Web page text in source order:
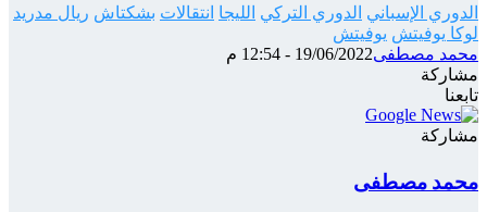
الدوري الإسباني الدوري التركي الليجا انتقالات بشكتاش ريال مدريد
لوكا يوفيتش يوفيتش
محمد مصطفى19/06/2022 - 12:54 م
مشاركة
فيسبوك
‫X
ماسنجر
ماسنجر
واتساب
تيلقرام
شارك
عبر
الإيميل
تابعنا
مشاركة
عبر
الإيميل
محمد مصطفى